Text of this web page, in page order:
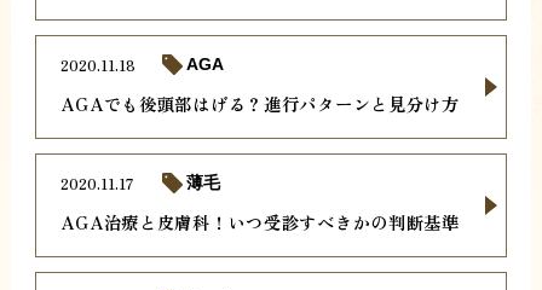
AGAでも後頭部はげる？進行パターンと見分け方
2020.11.18 AGA
AGA治療と皮膚科！いつ受診すべきかの判断基準
2020.11.17 薄毛